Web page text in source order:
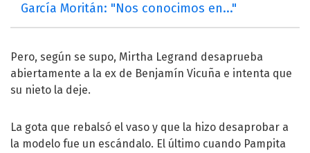
García Moritán: "Nos conocimos en..."
Pero, según se supo, Mirtha Legrand desaprueba
abiertamente a la ex de Benjamín Vicuña e intenta que
su nieto la deje.
La gota que rebalsó el vaso y que la hizo desaprobar a
la modelo fue un escándalo. El último cuando Pampita